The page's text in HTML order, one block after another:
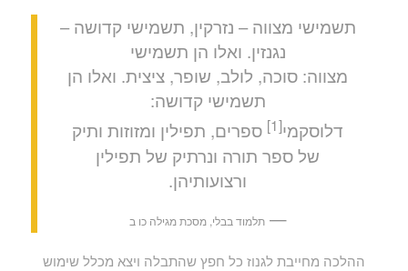
תשמישי מצווה – נזרקין, תשמישי קדושה –
נגנזין. ואלו הן תשמישי
מצווה: סוכה, לולב, שופר, ציצית. ואלו הן
תשמישי קדושה:
דלוסקמי[1]
ספרים, תפילין ומזוזות ותיק
של ספר תורה ונרתיק של תפילין
ורצועותיהן.
—תלמוד בבלי, מסכת מגילה כו ב
ההלכה מחייבת לגנוז כל חפץ שהתבלה ויצא מכלל שימוש